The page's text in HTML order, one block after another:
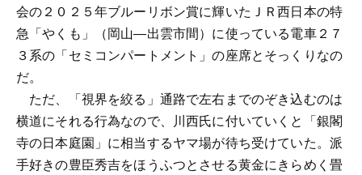
会の２０２５年ブルーリボン賞に輝いたＪＲ西日本の特
急「やくも」（岡山―出雲市間）に使っている電車２７
３系の「セミコンパートメント」の座席とそっくりなの
だ。
ただ、「視界を絞る」通路で左右までのぞき込むのは
横道にそれる行為なので、川西氏に付いていくと「銀閣
寺の日本庭園」に相当するヤマ場が待ち受けていた。派
手好きの豊臣秀吉をほうふつとさせる黄金にきらめく畳